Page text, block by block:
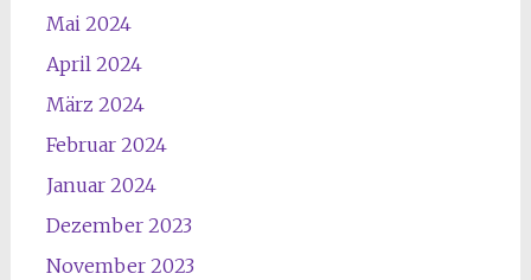
Mai 2024
April 2024
März 2024
Februar 2024
Januar 2024
Dezember 2023
November 2023